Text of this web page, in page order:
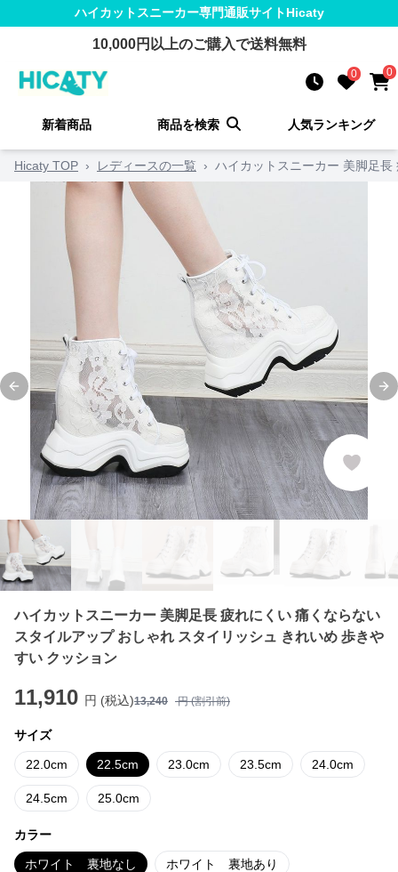
ハイカットスニーカー専門通販サイトHicaty
10,000円以上のご購入で送料無料
0 0
新着商品 商品を検索 人気ランキング
Hicaty TOP › レディースの一覧 › ハイカットスニーカー 美脚足
Previous slide
ハイカットスニーカー 美脚足長 疲れにくい 痛くならない
スタイルアップ おしゃれ スタイリッシュ きれいめ 歩きや
すい クッション
11,910 円 (税込)13,240 円 (割引前)
サイズ
22.0cm 22.5cm 23.0cm 23.5cm 24.0cm
24.5cm 25.0cm
カラー
ホワイト 裏地なし ホワイト 裏地あり